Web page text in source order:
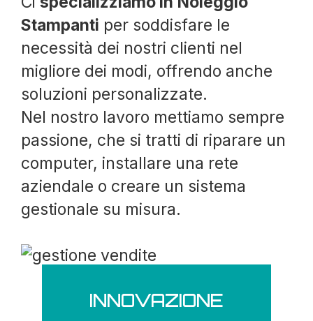
Stampanti per soddisfare le
necessità dei nostri clienti nel
migliore dei modi, offrendo anche
soluzioni personalizzate.
Nel nostro lavoro mettiamo sempre
passione, che si tratti di riparare un
computer, installare una rete
aziendale o creare un sistema
gestionale su misura.
INNOVAZIONE